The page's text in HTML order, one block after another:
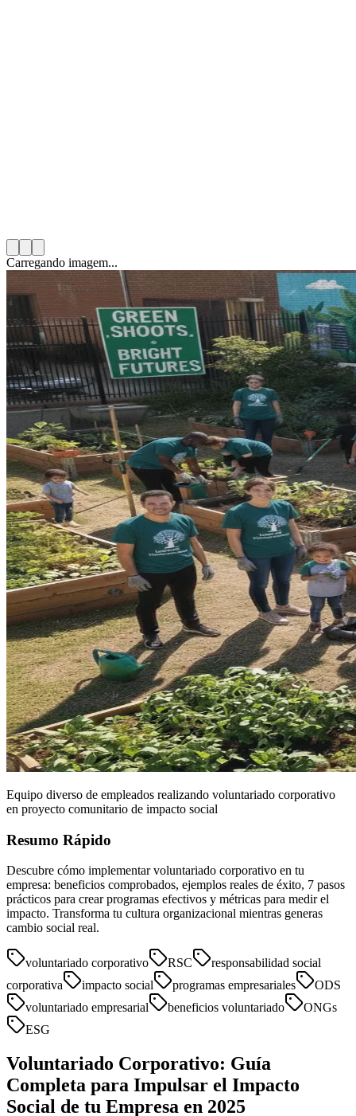
Carregando imagem...
Equipo diverso de empleados realizando voluntariado corporativo
en proyecto comunitario de impacto social
Resumo Rápido
Descubre cómo implementar voluntariado corporativo en tu
empresa: beneficios comprobados, ejemplos reales de éxito, 7 pasos
prácticos para crear programas efectivos y métricas para medir el
impacto. Transforma tu cultura organizacional mientras generas
cambio social real.
voluntariado corporativo RSC
responsabilidad social
corporativa
impacto social programas empresariales
ODS
voluntariado empresarial
beneficios voluntariado
ONGs
ESG
Voluntariado Corporativo: Guía
Completa para Impulsar el Impacto
Social de tu Empresa en 2025